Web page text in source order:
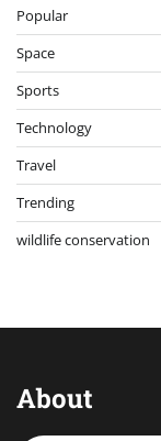
Popular
Space
Sports
Technology
Travel
Trending
wildlife conservation
About